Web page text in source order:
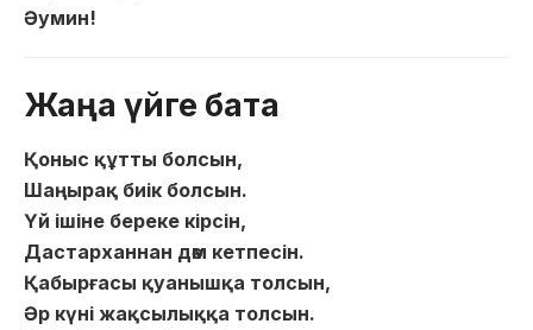
Әумин!
Жаңа үйге бата
Қоныс құтты болсын,
Шаңырақ биік болсын.
Үй ішіне береке кірсін,
Дастарханнан дәм кетпесін.
Қабырғасы қуанышқа толсын,
Әр күні жақсылыққа толсын.